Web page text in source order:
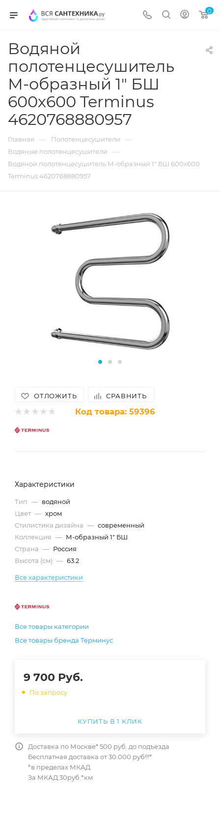
0
Водяной
полотенцесушитель
М-образный 1" БШ
600х600 Terminus
4620768880957
Главная — Полотенцесушители —
Водяные полотенцесушители —
Водяной полотенцесушитель М-образный 1" БШ 600х600
Terminus 4620768880957
ОТЛОЖИТЬ СРАВНИТЬ
Код товара: 59396
Характеристики
Тип — водяной
Цвет — хром
Стилистика дизайна — современный
Коллекция — М-образный 1" БШ
Страна — Россия
Высота (см) — 63.2
Все характеристики
Все товары категории
Все товары бренда Терминус
9 700 Руб.
По запросу
КУПИТЬ В 1 КЛИК
Доставка по Москве* 500 руб. до подъезда
Бесплатная доставка от 30.000 руб!!!*
*в пределах МКАД
За МКАД 30руб.*км